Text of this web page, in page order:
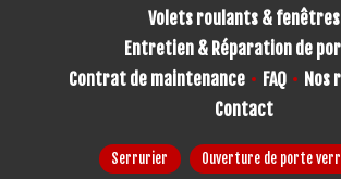
Volets roulants & fenêtres
Entretien & Réparation de
Contrat de maintenance
FAQ
Nos
Contact
Serrurier Ouverture de porte